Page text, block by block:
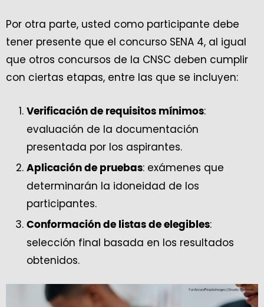
Por otra parte, usted como participante debe
tener presente que el concurso SENA 4, al igual
que otros concursos de la CNSC deben cumplir
con ciertas etapas, entre las que se incluyen:
Verificación de requisitos mínimos:
evaluación de la documentación
presentada por los aspirantes.
Aplicación de pruebas: exámenes que
determinarán la idoneidad de los
participantes.
Conformación de listas de elegibles:
selección final basada en los resultados
obtenidos.